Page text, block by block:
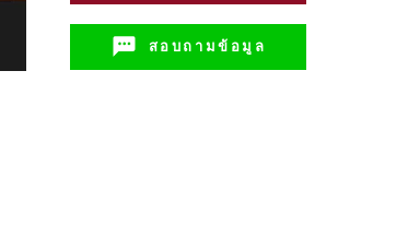
สอบถามข้อมูล